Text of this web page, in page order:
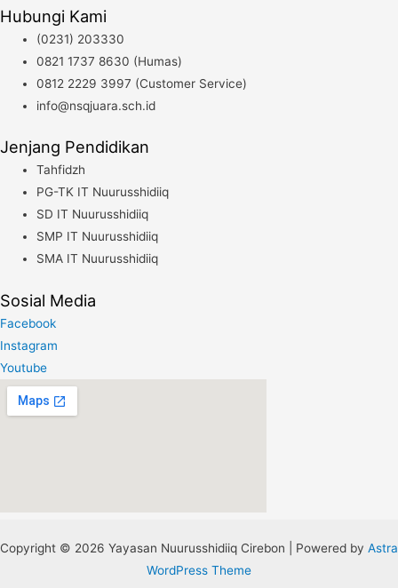
Hubungi Kami
(0231) 203330
0821 1737 8630 (Humas)
0812 2229 3997 (Customer Service)
info@nsqjuara.sch.id
Jenjang Pendidikan
Tahfidzh
PG-TK IT Nuurusshidiiq
SD IT Nuurusshidiiq
SMP IT Nuurusshidiiq
SMA IT Nuurusshidiiq
Sosial Media
Facebook
Instagram
Youtube
Copyright © 2026 Yayasan Nuurusshidiiq Cirebon | Powered by Astra
WordPress Theme